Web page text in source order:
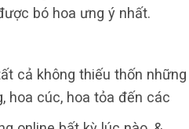
bó hoa ưng ý nhất.
cả không thiếu thốn những
hoa cúc, hoa tỏa đến các